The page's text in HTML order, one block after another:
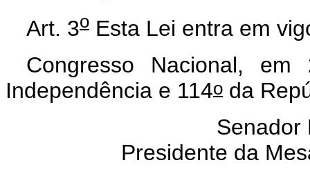
Art. 3o Esta Lei entra em
Congresso Nacional,
Independência e 114o da
Senador
Presidente da